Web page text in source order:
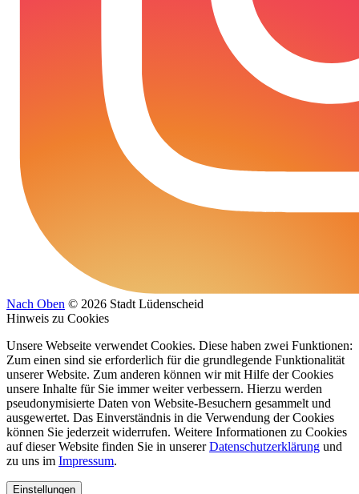
Nach Oben © 2026 Stadt Lüdenscheid
Hinweis zu Cookies
Unsere Webseite verwendet Cookies. Diese haben zwei Funktionen:
Zum einen sind sie erforderlich für die grundlegende Funktionalität
unserer Website. Zum anderen können wir mit Hilfe der Cookies
unsere Inhalte für Sie immer weiter verbessern. Hierzu werden
pseudonymisierte Daten von Website-Besuchern gesammelt und
ausgewertet. Das Einverständnis in die Verwendung der Cookies
können Sie jederzeit widerrufen. Weitere Informationen zu Cookies
auf dieser Website finden Sie in unsererDatenschutzerklärung und
zu uns im Impressum.
Einstellungen